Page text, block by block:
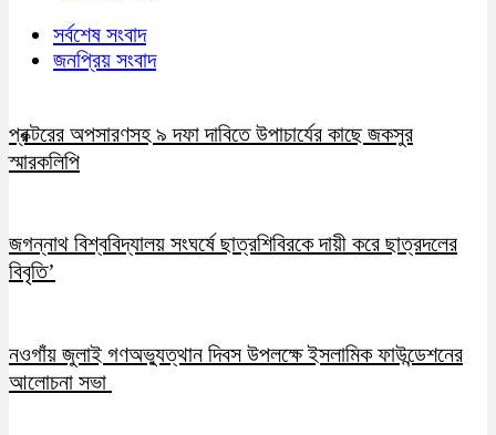
সর্বশেষ সংবাদ
জনপ্রিয় সংবাদ
প্রক্টরের অপসারণসহ ৯ দফা দাবিতে উপাচার্যের কাছে জকসুর
স্মারকলিপি
জগন্নাথ বিশ্ববিদ্যালয় সংঘর্ষে ছাত্রশিবিরকে দায়ী করে ছাত্রদলের
বিবৃতি’
নওগাঁয় জুলাই গণঅভ্যুত্থান দিবস উপলক্ষে ইসলামিক ফাউন্ডেশনের
আলোচনা সভা